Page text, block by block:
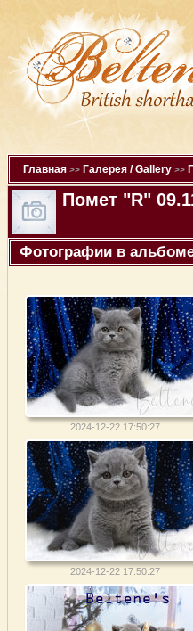
Главная >> Галерея / Gallery >>
Помет "R"
Фотографии в
2024-12-22 17:50:27
2024-12-22 17:50:27